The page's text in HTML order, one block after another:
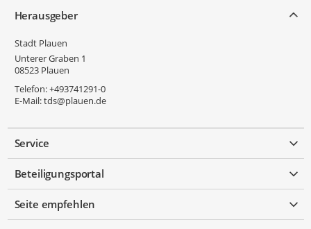
Herausgeber
Stadt Plauen
Unterer Graben 1
08523 Plauen
Telefon:+493741291-0
E-Mail:tds@plauen.de
Service
Beteiligungsportal
Seite empfehlen